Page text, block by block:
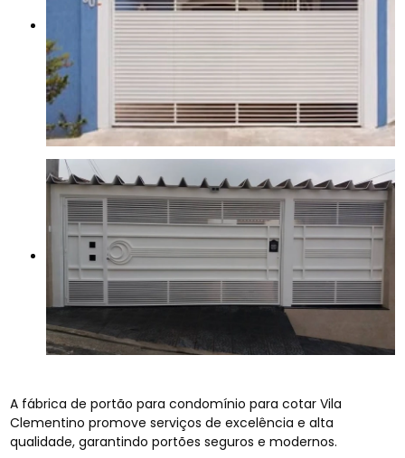
A fábrica de portão para condomínio para cotar Vila
Clementino promove serviços de excelência e alta
qualidade, garantindo portões seguros e modernos.